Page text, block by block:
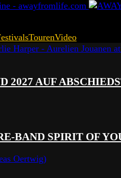
TourenVideo
2027 AUF
BAND SPIRIT OF